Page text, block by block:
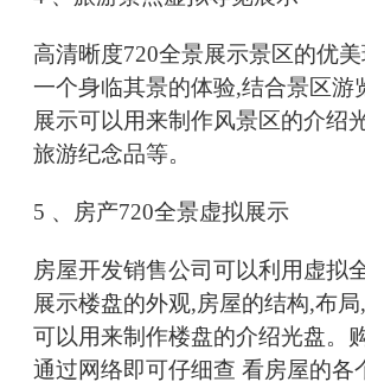
高清晰度720全景展示景区的优
一个身临其景的体验,结合景区游
展示可以用来制作风景区的介绍
旅游纪念品等。
5 、房产720全景虚拟展示
房屋开发销售公司可以利用虚拟
展示楼盘的外观,房屋的结构,布
可以用来制作楼盘的介绍光盘。
通过网络即可仔细查 看房屋的各